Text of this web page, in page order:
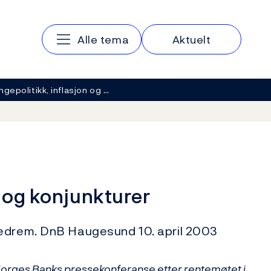
Hovedmeny
Alle tema Aktuelt
inflasjon og …
konjunkturer
DnB Haugesund 10. april 2003